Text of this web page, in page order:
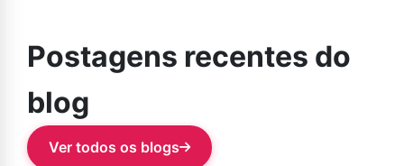
Postagens recentes do
blog
Ver todos os blogs